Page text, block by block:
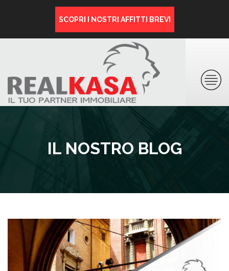
SCOPRI I NOSTRI AFFITTI BREVI
IL NOSTRO BLOG